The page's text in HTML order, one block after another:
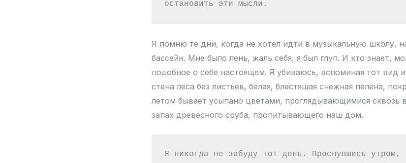
остановить эти мысли.
Я помню те дни, когда не хотел идти в музыкальную школу,
бассейн. Мне было лень, жаль себя, я был глуп. И кто знает,
подобное о себе настоящем. Я убиваюсь, вспоминая тот вид
стена леса без листьев, белая, блестящая снежная пелена,
летом бывает усыпано цветами, проглядывающимися сквозь
запах древесного сруба, пропитывающего наш дом.
Я никогда не забуду тот день. Проснувшись утром,